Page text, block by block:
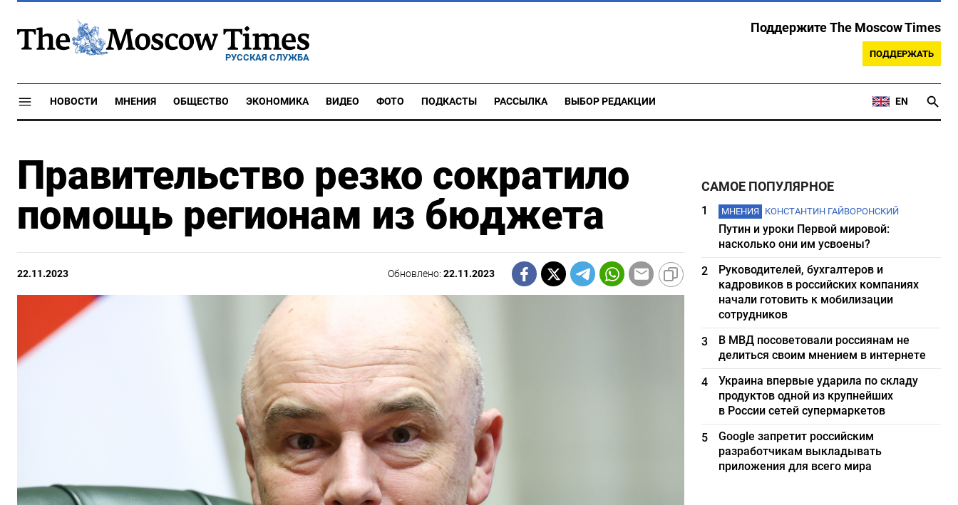
РУССКАЯ СЛУЖБА
Поддержите The Moscow Times
ПОДДЕРЖАТЬ
НОВОСТИ МНЕНИЯ ОБЩЕСТВО ЭКОНОМИКА ВИДЕО ФОТО ПОДКАСТЫ РАССЫЛКА ВЫБОР РЕДАКЦИИ EN
Правительство резко сократило
помощь регионам из бюджета
22.11.2023 Обновлено:22.11.2023
САМОЕ ПОПУЛЯРНОЕ
1 МНЕНИЯ КОНСТАНТИН ГАЙВОРОНСКИЙ
Путин и уроки Первой мировой:
насколько они им усвоены?
2
Руководителей, бухгалтеров и
кадровиков в российских компаниях
начали готовить к мобилизации
сотрудников
3
В МВД посоветовали россиянам не
делиться своим мнением в интернете
4
Украина впервые ударила по складу
продуктов одной из крупнейших
в России сетей супермаркетов
5
Google запретит российским
разработчикам выкладывать
приложения для всего мира